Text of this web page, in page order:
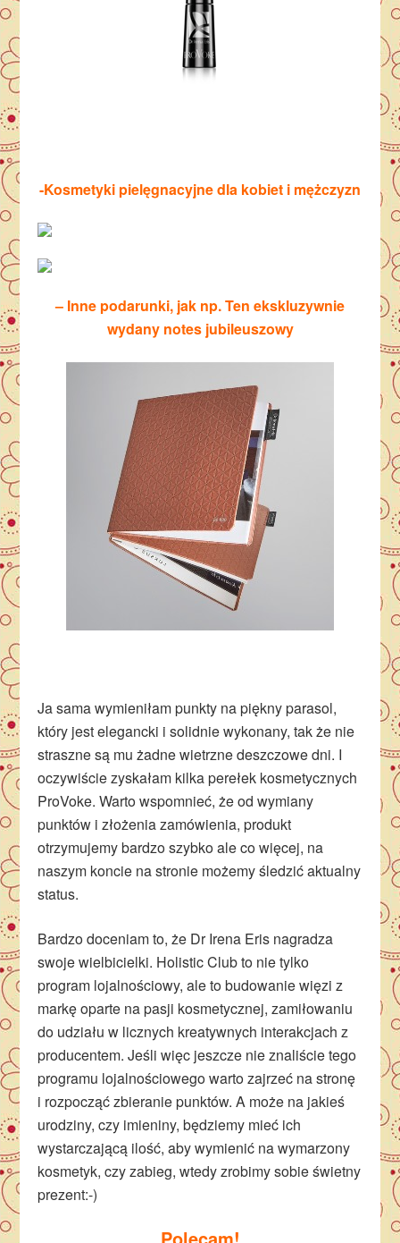
-Kosmetyki pielęgnacyjne dla kobiet i mężczyzn
– Inne podarunki, jak np. Ten ekskluzywnie
wydany notes jubileuszowy
Ja sama wymieniłam punkty na piękny parasol,
który jest elegancki i solidnie wykonany, tak że nie
straszne są mu żadne wietrzne deszczowe dni. I
oczywiście zyskałam kilka perełek kosmetycznych
ProVoke. Warto wspomnieć, że od wymiany
punktów i złożenia zamówienia, produkt
otrzymujemy bardzo szybko ale co więcej, na
naszym koncie na stronie możemy śledzić aktualny
status.
Bardzo doceniam to, że Dr Irena Eris nagradza
swoje wielbicielki. Holistic Club to nie tylko
program lojalnościowy, ale to budowanie więzi z
markę oparte na pasji kosmetycznej, zamiłowaniu
do udziału w licznych kreatywnych interakcjach z
producentem. Jeśli więc jeszcze nie znaliście tego
programu lojalnościowego warto zajrzeć na stronę
i rozpocząć zbieranie punktów. A może na jakieś
urodziny, czy imieniny, będziemy mieć ich
wystarczającą ilość, aby wymienić na wymarzony
kosmetyk, czy zabieg, wtedy zrobimy sobie świetny
prezent:-)